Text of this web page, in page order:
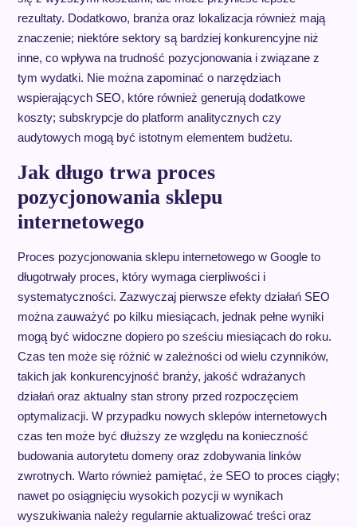
rezultaty. Dodatkowo, branża oraz lokalizacja również mają
znaczenie; niektóre sektory są bardziej konkurencyjne niż
inne, co wpływa na trudność pozycjonowania i związane z
tym wydatki. Nie można zapominać o narzędziach
wspierających SEO, które również generują dodatkowe
koszty; subskrypcje do platform analitycznych czy
audytowych mogą być istotnym elementem budżetu.
Jak długo trwa proces
pozycjonowania sklepu
internetowego
Proces pozycjonowania sklepu internetowego w Google to
długotrwały proces, który wymaga cierpliwości i
systematyczności. Zazwyczaj pierwsze efekty działań SEO
można zauważyć po kilku miesiącach, jednak pełne wyniki
mogą być widoczne dopiero po sześciu miesiącach do roku.
Czas ten może się różnić w zależności od wielu czynników,
takich jak konkurencyjność branży, jakość wdrażanych
działań oraz aktualny stan strony przed rozpoczęciem
optymalizacji. W przypadku nowych sklepów internetowych
czas ten może być dłuższy ze względu na konieczność
budowania autorytetu domeny oraz zdobywania linków
zwrotnych. Warto również pamiętać, że SEO to proces ciągły;
nawet po osiągnięciu wysokich pozycji w wynikach
wyszukiwania należy regularnie aktualizować treści oraz